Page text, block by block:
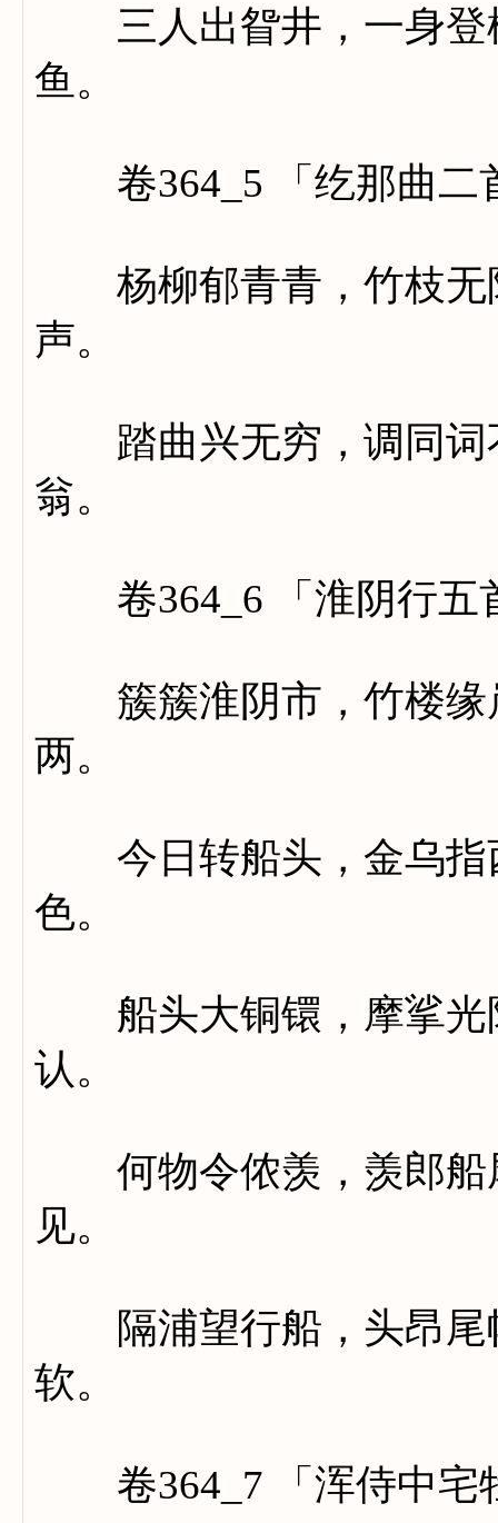
三人出眢井，一身登
鱼。
卷364_5 「纥那曲二
杨柳郁青青，竹枝无
声。
踏曲兴无穷，调同词
翁。
卷364_6 「淮阴行五
簇簇淮阴市，竹楼缘
两。
今日转船头，金乌指
色。
船头大铜镮，摩挲光
认。
何物令侬羡，羡郎船
见。
隔浦望行船，头昂尾
软。
卷364_7 「浑侍中宅